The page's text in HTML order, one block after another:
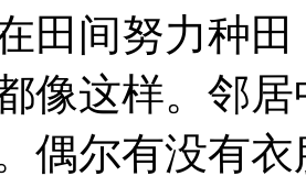
田间努力种
像这样。邻
偶尔有没有